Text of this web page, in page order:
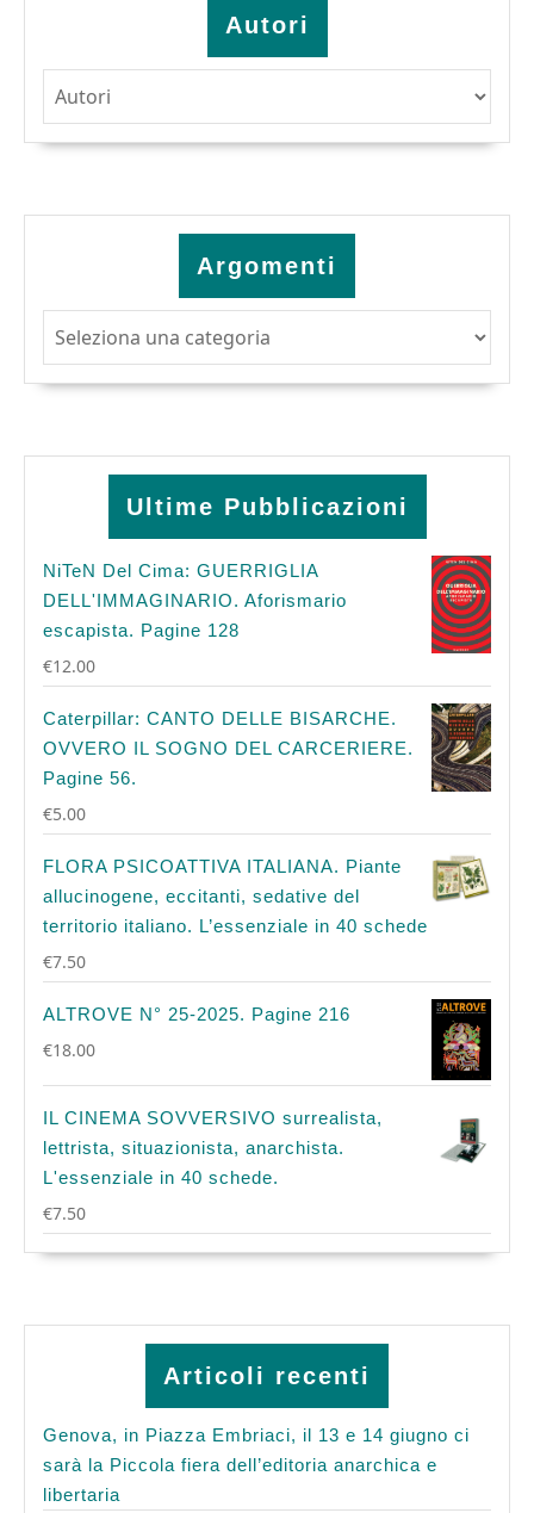
Autori
Argomenti
Ultime Pubblicazioni
NiTeN Del Cima: GUERRIGLIA
DELL'IMMAGINARIO. Aforismario
escapista. Pagine 128
€12.00
Caterpillar: CANTO DELLE BISARCHE.
OVVERO IL SOGNO DEL CARCERIERE.
Pagine 56.
€5.00
FLORA PSICOATTIVA ITALIANA. Piante
allucinogene, eccitanti, sedative del
territorio italiano. L’essenziale in 40 schede
€7.50
ALTROVE N° 25-2025. Pagine 216
€18.00
IL CINEMA SOVVERSIVO surrealista,
lettrista, situazionista, anarchista.
L'essenziale in 40 schede.
€7.50
Articoli recenti
Genova, in Piazza Embriaci, il 13 e 14 giugno ci
sarà la Piccola fiera dell’editoria anarchica e
libertaria